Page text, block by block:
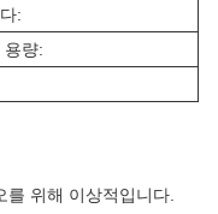
:
용량:
위해 이상적입니다.